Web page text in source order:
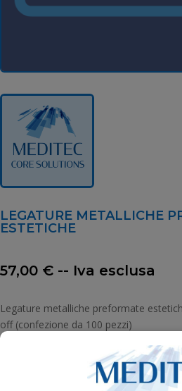
LEGATURE METALLICHE
ESTETICHE
57,00 € -- Iva esclusa
Legature metalliche preformate
off (confezione da 100 pezzi)